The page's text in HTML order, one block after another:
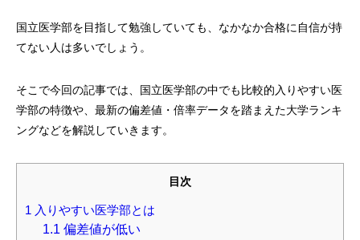
国立医学部を目指して勉強していても、なかなか合格に自信が持
てない人は多いでしょう。
そこで今回の記事では、国立医学部の中でも比較的入りやすい医
学部の特徴や、最新の偏差値・倍率データを踏まえた大学ランキ
ングなどを解説していきます。
目次
1 入りやすい医学部とは
1.1 偏差値が低い